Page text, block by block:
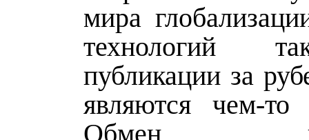
мира
технологий
публикации за
являются чем-
Обмен